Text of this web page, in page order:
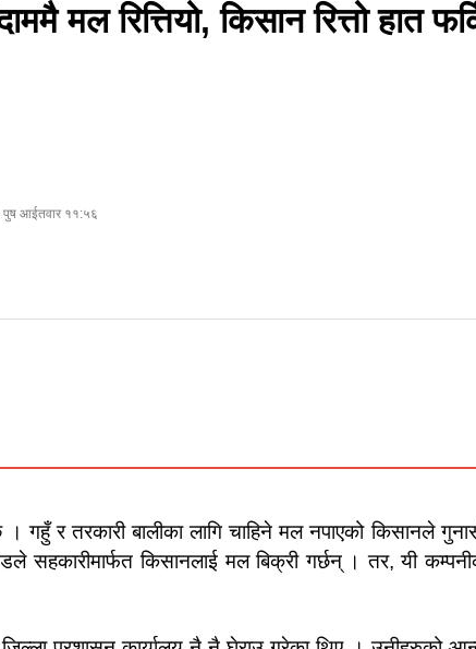
मल रित्तियो, किसान रित्तो हात
आईतवार ११:५६
र तरकारी बालीका लागि चाहिने मल नपाएको किसानले
सहकारीमार्फत किसानलाई मल बिक्री गर्छन् । तर, यी